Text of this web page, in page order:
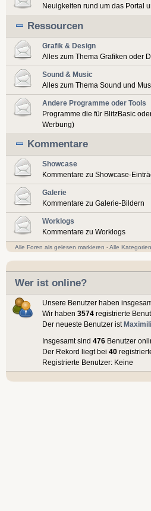
Neuigkeiten rund um das Portal
Ressourcen
Grafik & Design
Alles zum Thema Grafiken oder
Sound & Music
Alles zum Thema Sound und
Andere Programme oder Tools
Programme die für BlitzBasic
Werbung)
Kommentare
Showcase
Kommentare zu Showcase-
Galerie
Kommentare zu Galerie-Bildern
Worklogs
Kommentare zu Worklogs
Alle Foren als gelesen markieren -Alle
Wer ist online?
Unsere Benutzer haben
Wir haben 3574 registrierte
Der neueste Benutzer ist
Insgesamt sind 476 Benutzer
Der Rekord liegt bei 40
Registrierte Benutzer: Keine